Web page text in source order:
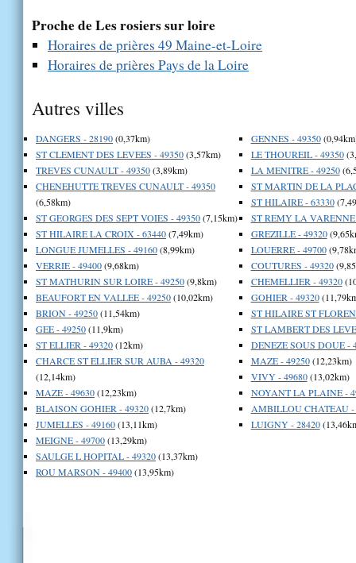
Proche de Les rosiers sur loire
Horaires de prières 49 Maine-et-Loire
Horaires de prières Pays de la Loire
Autres villes
DANGERS - 28190(0,37km)
ST CLEMENT DES LEVEES - 49350(3,57km)
TREVES CUNAULT - 49350(3,89km)
CHENEHUTTE TREVES CUNAULT - 49350
(6,58km)
ST GEORGES DES SEPT VOIES - 49350(7,15km)
ST HILAIRE LA CROIX - 63440(7,49km)
LONGUE JUMELLES - 49160(8,99km)
VERRIE - 49400(9,68km)
ST MATHURIN SUR LOIRE - 49250(9,8km)
BEAUFORT EN VALLEE - 49250(10,02km)
BRION - 49250(11,54km)
GEE - 49250(11,9km)
ST ELLIER - 49320(12km)
CHARCE ST ELLIER SUR AUBA - 49320
(12,14km)
MAZE - 49630(12,23km)
BLAISON GOHIER - 49320(12,7km)
JUMELLES - 49160(13,11km)
MEIGNE - 49700(13,29km)
SAULGE L HOPITAL - 49320(13,37km)
ROU MARSON - 49400(13,95km)
GENNES - 49350
LE THOUREIL - 49350
LA MENITRE - 49250
ST MARTIN DE LA
ST HILAIRE - 63330
ST REMY LA VARENNE
GREZILLE - 49320
LOUERRE - 49700
COUTURES - 49320
CHEMELLIER - 49320
GOHIER - 49320
ST HILAIRE ST
ST LAMBERT DES
DENEZE SOUS DOUE -
MAZE - 49250(12,23km)
VIVY - 49680(13,02km)
NOYANT LA PLAINE -
AMBILLOU CHATEAU -
LUIGNY - 28420